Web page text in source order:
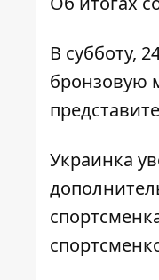
В субботу,
бронзовую
Украинка